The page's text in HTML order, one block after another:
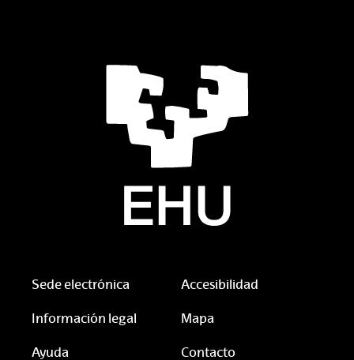
Sede electrónica Accesibilidad
Información legal Mapa
Ayuda Contacto